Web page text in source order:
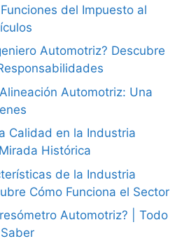
del Impuesto al
Automotriz? Descubre
Automotriz: Una
Calidad en la Industria
Histórica
de la Industria
Cómo Funciona el Sector
Automotriz? | Todo